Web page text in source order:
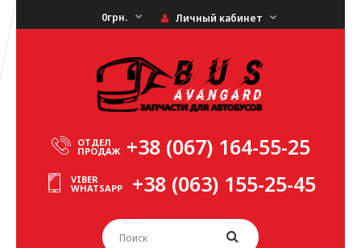
0грн. Личный кабинет
ОТДЕЛ
ПРОДАЖ +38 (067) 164-55-25
VIBER
WHATSAPP +38 (063) 155-25-45